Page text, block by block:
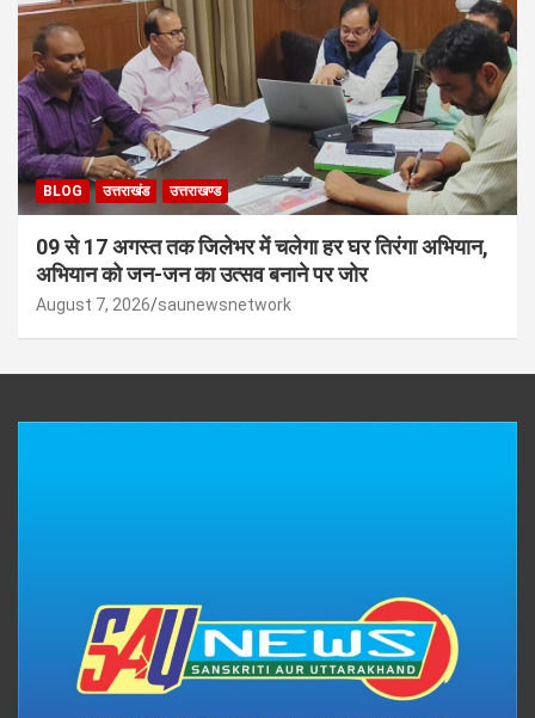
BLOG उत्तराखंड उत्तराखण्ड
09 से 17 अगस्त तक जिलेभर में चलेगा हर घर तिरंगा अभियान,
अभियान को जन-जन का उत्सव बनाने पर जोर
August 7, 2026 saunewsnetwork